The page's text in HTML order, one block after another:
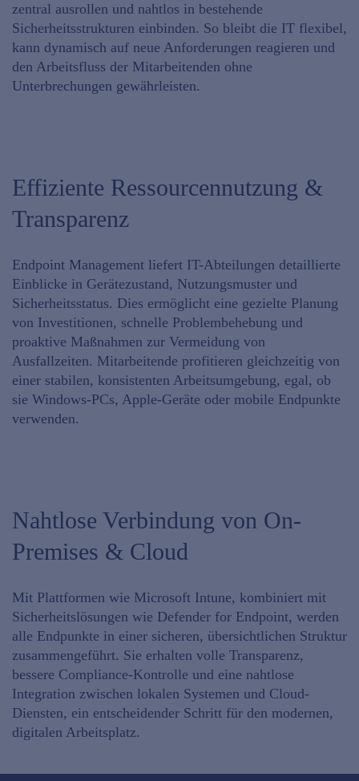
zentral ausrollen und nahtlos in bestehende
Sicherheitsstrukturen einbinden. So bleibt die IT flexibel,
kann dynamisch auf neue Anforderungen reagieren und
den Arbeitsfluss der Mitarbeitenden ohne
Unterbrechungen gewährleisten.
Effiziente Ressourcennutzung &
Transparenz
Endpoint Management liefert IT-Abteilungen detaillierte
Einblicke in Gerätezustand, Nutzungsmuster und
Sicherheitsstatus. Dies ermöglicht eine gezielte Planung
von Investitionen, schnelle Problembehebung und
proaktive Maßnahmen zur Vermeidung von
Ausfallzeiten. Mitarbeitende profitieren gleichzeitig von
einer stabilen, konsistenten Arbeitsumgebung, egal, ob
sie Windows-PCs, Apple-Geräte oder mobile Endpunkte
verwenden.
Nahtlose Verbindung von On-
Premises & Cloud
Mit Plattformen wie Microsoft Intune, kombiniert mit
Sicherheitslösungen wie Defender for Endpoint, werden
alle Endpunkte in einer sicheren, übersichtlichen Struktur
zusammengeführt. Sie erhalten volle Transparenz,
bessere Compliance-Kontrolle und eine nahtlose
Integration zwischen lokalen Systemen und Cloud-
Diensten, ein entscheidender Schritt für den modernen,
digitalen Arbeitsplatz.